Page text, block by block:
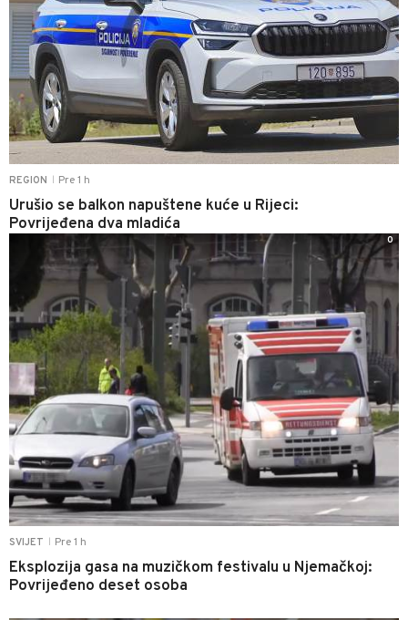
REGION Pre 1 h
Urušio se balkon napuštene kuće u Rijeci:
Povrijeđena dva mladića
SVIJET Pre 1 h
Eksplozija gasa na muzičkom festivalu u Njemačkoj:
Povrijeđeno deset osoba
0